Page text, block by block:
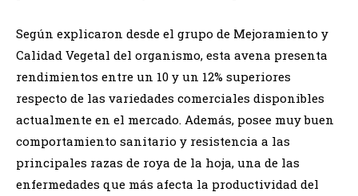
Según explicaron desde el grupo de Mejoramiento y
Calidad Vegetal del organismo, esta avena presenta
rendimientos entre un 10 y un 12% superiores
respecto de las variedades comerciales disponibles
actualmente en el mercado. Además, posee muy buen
comportamiento sanitario y resistencia a las
principales razas de roya de la hoja, una de las
enfermedades que más afecta la productividad del